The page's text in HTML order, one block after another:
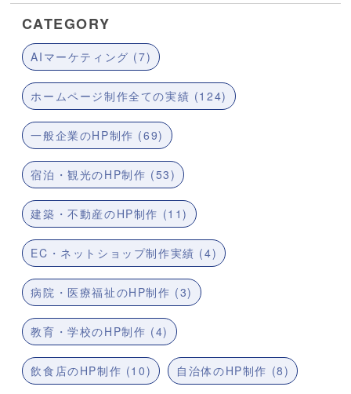
CATEGORY
AIマーケティング (7)
ホームページ制作全ての実績 (124)
一般企業のHP制作 (69)
宿泊・観光のHP制作 (53)
建築・不動産のHP制作 (11)
EC・ネットショップ制作実績 (4)
病院・医療福祉のHP制作 (3)
教育・学校のHP制作 (4)
飲食店のHP制作 (10) 自治体のHP制作 (8)